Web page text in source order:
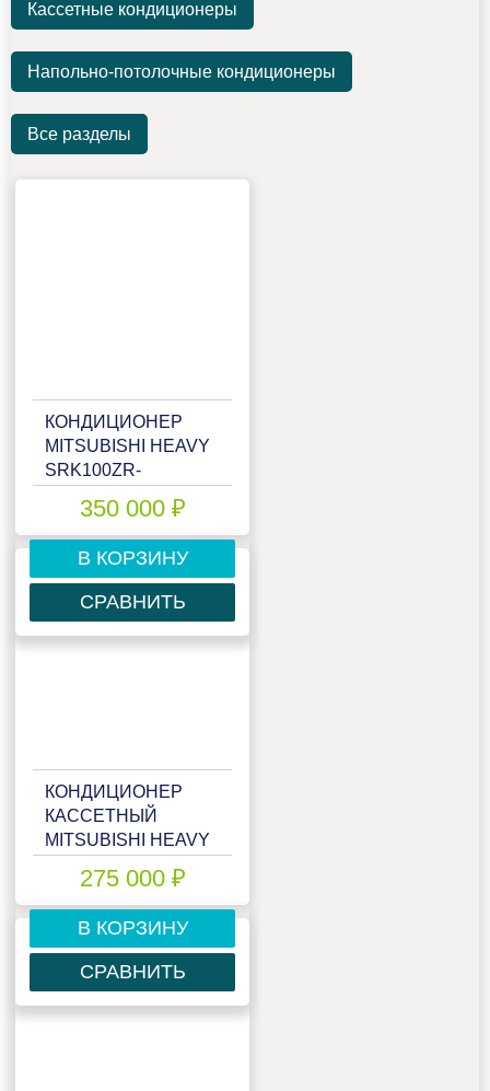
Кассетные кондиционеры
Напольно-потолочные кондиционеры
Все разделы
КОНДИЦИОНЕР
MITSUBISHI HEAVY
SRK100ZR-
350 000 ₽
В КОРЗИНУ
СРАВНИТЬ
КОНДИЦИОНЕР
КАССЕТНЫЙ
MITSUBISHI HEAVY
275 000 ₽
В КОРЗИНУ
СРАВНИТЬ